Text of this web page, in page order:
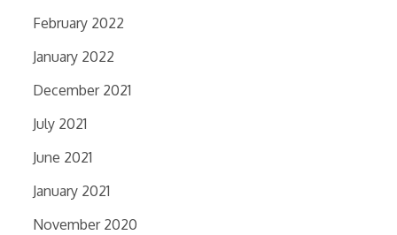
February 2022
January 2022
December 2021
July 2021
June 2021
January 2021
November 2020